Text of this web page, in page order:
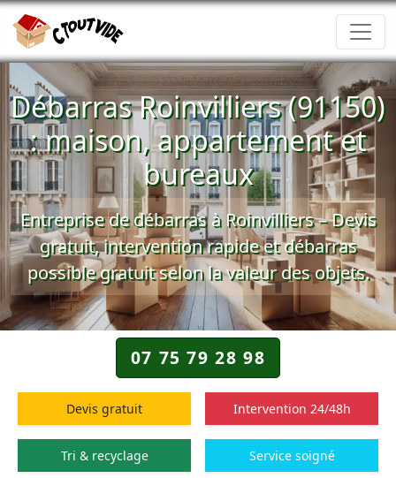
Débarras Roinvilliers (91150)
: maison, appartement et
bureaux
Entreprise de débarras à Roinvilliers – Devis
gratuit, intervention rapide et débarras
possible gratuit selon la valeur des objets.
07 75 79 28 98
Devis gratuit Intervention 24/48h
Tri & recyclage Service soigné